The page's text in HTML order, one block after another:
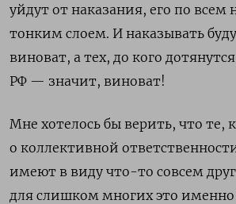
уйдут от наказания, его по
тонким слоем. И наказывать
виноват, а тех, до кого
РФ — значит, виноват!
Мне хотелось бы верить, что те,
о коллективной
имеют в виду что-то совсем
для слишком многих это